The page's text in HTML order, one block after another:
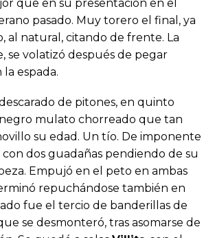
que en su presentación en el
pasado. Muy torero el final, ya
al natural, citando de frente. La
se volatizó después de pegar
espada.
de pitones, en quinto
mulato chorreado que tan
su edad. Un tío. De imponente
con dos guadañas pendiendo de su
Empujó en el peto en ambas
repuchándose también en
fue el tercio de banderillas de
se desmonteró, tras asomarse de